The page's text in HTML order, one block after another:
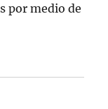
por medio de